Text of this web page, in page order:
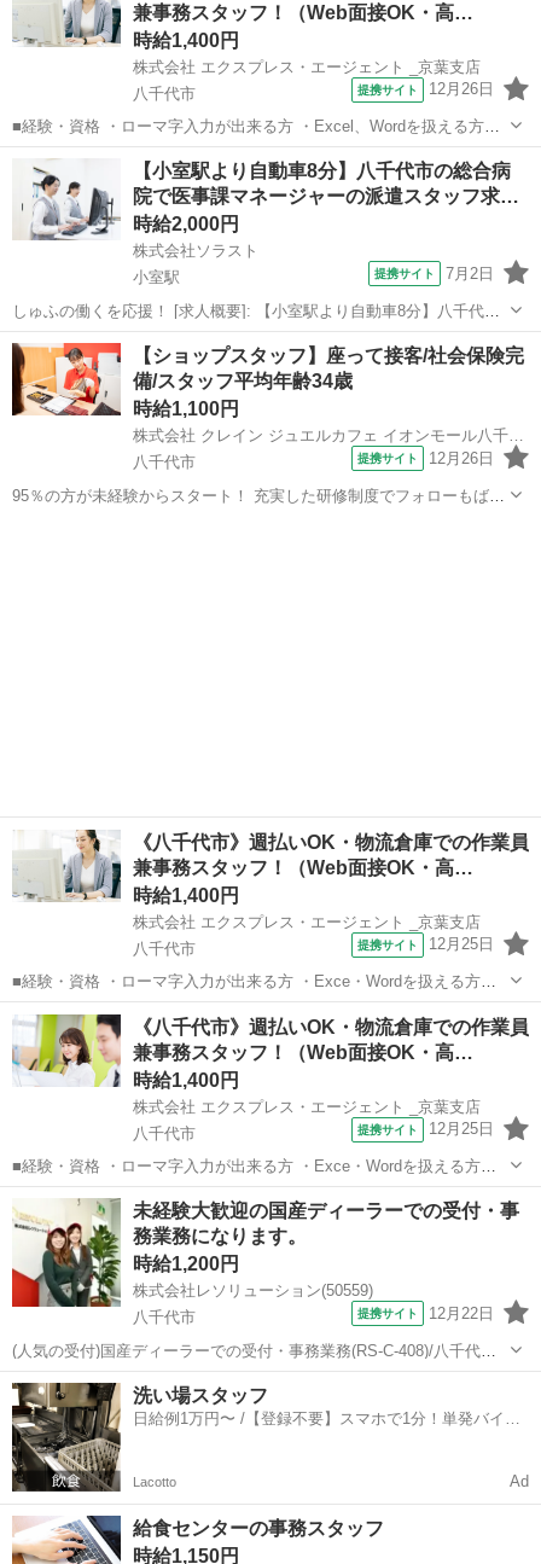
兼事務スタッフ！（Web面接OK・高…
時給1,400円
株式会社 エクスプレス・エージェント _京葉支店
八千代市
提携サイト 12月26日
■経験・資格 ・ローマ字入力が出来る方 ・Excel、Wordを扱える方
—————————————— ☆長期就業可能な方 ☆50代、ミドルも
活躍中！ ■こちらのお仕事は…？ ＼当日Web面接OK！／ 自宅からリ
ラックス...
千葉 八千代市 一般事務
【小室駅より自動車8分】八千代市の総合病
院で医事課マネージャーの派遣スタッフ求…
時給2,000円
株式会社ソラスト
小室駅
提携サイト 7月2日
しゅふの働くを応援！ [求人概要]: 【小室駅より自動車8分】八千代市
の総合病院で医事課マネージャーの派遣スタッフ求人募集！ [職種名]:
病院事務・受付（医療事務） [勤務地・最寄駅]: 千葉県八千代市 小室
駅より自...
千葉 八千代市 一般事務
【ショップスタッフ】座って接客/社会保険完
備/スタッフ平均年齢34歳
時給1,100円
株式会社 クレイン ジュエルカフェ イオンモール八千代緑が丘店
八千代市
提携サイト 12月26日
95％の方が未経験からスタート！ 充実した研修制度でフォローもばっ
《八千代市》週払いOK・物流倉庫での作業員
兼事務スタッフ！（Web面接OK・高…
時給1,400円
株式会社 エクスプレス・エージェント _京葉支店
八千代市
提携サイト 12月25日
■経験・資格 ・ローマ字入力が出来る方 ・Exce・Wordを扱える方
—————————————— ☆長期就業可能な方 ☆50代、ミドルも
活躍中！ ■こちらのお仕事は…？ ＼当日Web面接OK！／ 自宅からリ
ラックスし...
千葉 八千代市 一般事務
《八千代市》週払いOK・物流倉庫での作業員
兼事務スタッフ！（Web面接OK・高…
時給1,400円
株式会社 エクスプレス・エージェント _京葉支店
八千代市
提携サイト 12月25日
■経験・資格 ・ローマ字入力が出来る方 ・Exce・Wordを扱える方
—————————————— ☆長期就業可能な方 ☆50代、ミドルも
活躍中！ ■こちらのお仕事は…？ ＼当日Web面接OK！／ 自宅からリ
ラックスし...
八千代市 一般事務
未経験大歓迎の国産ディーラーでの受付・事
務業務になります。
時給1,200円
株式会社レソリューション(50559)
八千代市
提携サイト 12月22日
(人気の受付)国産ディーラーでの受付・事務業務(RS-C-408)/八千代市
時給:1,200円～1,500円 月収例:20万円以上 (時給1,200円 7時間30分勤
務 21日勤務 残業代10hの場合) 9:30～...
千葉 八千代市 一般事務
洗い場スタッフ
日給例1万円〜 /【登録不要】スマホで1分！単発バイト
Lacotto Ad
給食センターの事務スタッフ
時給1,150円